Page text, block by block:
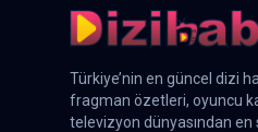
Türkiye’nin en güncel dizi
fragman özetleri, oyuncu
televizyon dünyasından en